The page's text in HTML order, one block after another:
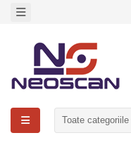
Toate categoriile